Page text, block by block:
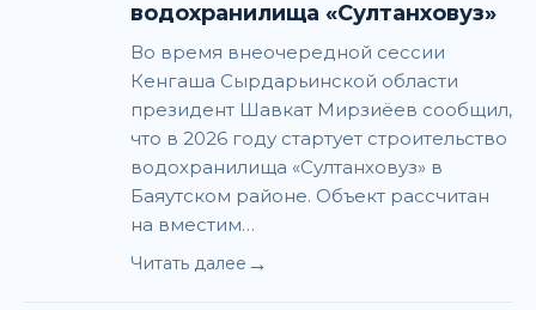
водохранилища «Султанховуз»
Во время внеочередной сессии
Кенгаша Сырдарьинской области
президент Шавкат Мирзиёев сообщил,
что в 2026 году стартует строительство
водохранилища «Султанховуз» в
Баяутском районе. Объект рассчитан
на вместим…
Читать далее →